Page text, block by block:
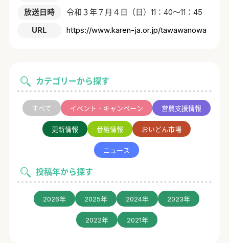
カテゴリーから探す
すべて イベント・キャンペーン 営農支援情報
更新情報 番組情報 おいどん市場
ニュース
投稿年から探す
2026年 2025年 2024年 2023年
2022年 2021年
放送日時
令和３年７月４日（日）11：40～11：45
URL
https://www.karen-ja.or.jp/tawawanowa